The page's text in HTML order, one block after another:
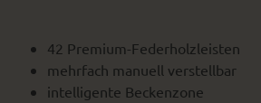
42 Premium-Federholzleisten
mehrfach manuell verstellbar
intelligente Beckenzone